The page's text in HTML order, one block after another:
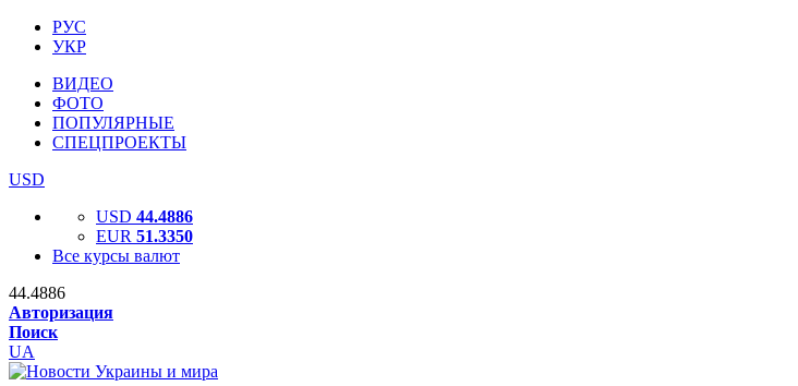
РУС
УКР
ВИДЕО
ФОТО
ПОПУЛЯРНЫЕ
СПЕЦПРОЕКТЫ
USD
USD 44.4886
EUR 51.3350
Все курсы валют
44.4886
Авторизация
Поиск
UA